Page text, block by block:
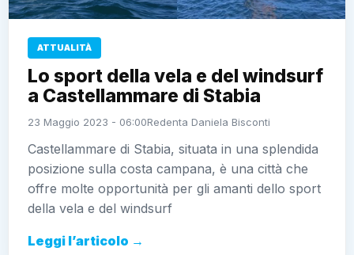
ATTUALITÀ
Lo sport della vela e del windsurf
a Castellammare di Stabia
23 Maggio 2023 - 06:00Redenta Daniela Bisconti
Castellammare di Stabia, situata in una splendida
posizione sulla costa campana, è una città che
offre molte opportunità per gli amanti dello sport
della vela e del windsurf
Leggi l’articolo →